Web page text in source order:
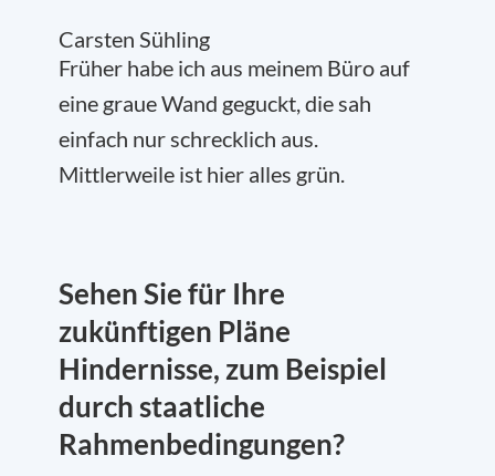
Carsten Sühling
Früher habe ich aus meinem Büro auf
eine graue Wand geguckt, die sah
einfach nur schrecklich aus.
Mittlerweile ist hier alles grün.
Sehen Sie für Ihre
zukünftigen Pläne
Hindernisse, zum Beispiel
durch staatliche
Rahmenbedingungen?